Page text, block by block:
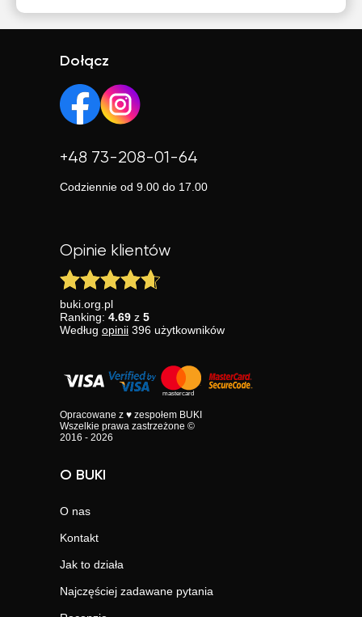
Dołącz
+48 73-208-01-64
Codziennie od 9.00 do 17.00
Opinie klientów
buki.org.pl
Ranking: 4.69 z 5
Według opinii 396 użytkowników
Opracowane z ♥ zespołem BUKI
Wszelkie prawa zastrzeżone ©
2016 - 2026
O BUKI
O nas
Kontakt
Jak to działa
Najczęściej zadawane pytania